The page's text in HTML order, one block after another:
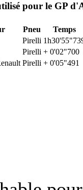
pour le GP
Pneu
Temps
Pirelli
Pirelli + 0'02"700
Pirelli + 0'05"491